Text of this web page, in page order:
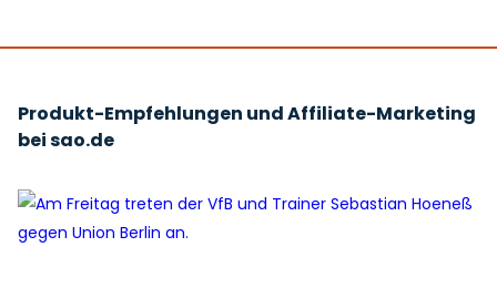
Produkt-Empfehlungen und Affiliate-Marketing
bei sao.de